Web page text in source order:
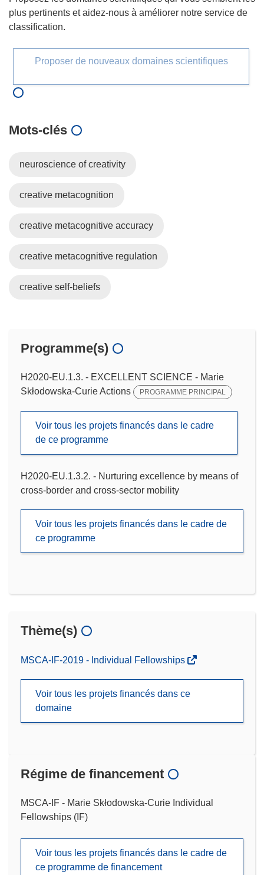
plus pertinents et aidez-nous à améliorer notre service de
classification.
Proposer de nouveaux domaines scientifiques
Mots‑clés
neuroscience of creativity
creative metacognition
creative metacognitive accuracy
creative metacognitive regulation
creative self-beliefs
Programme(s)
H2020-EU.1.3. - EXCELLENT SCIENCE - Marie
Skłodowska-Curie Actions
PROGRAMME PRINCIPAL
Voir tous les projets financés dans le cadre
de ce programme
H2020-EU.1.3.2. - Nurturing excellence by means of
cross-border and cross-sector mobility
Voir tous les projets financés dans le cadre de
ce programme
Thème(s)
MSCA-IF-2019 - Individual Fellowships
Voir tous les projets financés dans ce
domaine
Régime de financement
MSCA-IF - Marie Skłodowska-Curie Individual
Fellowships (IF)
Voir tous les projets financés dans le cadre de
ce programme de financement